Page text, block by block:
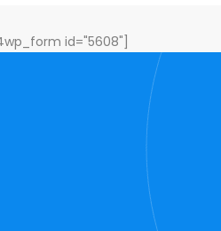
id="5608"]